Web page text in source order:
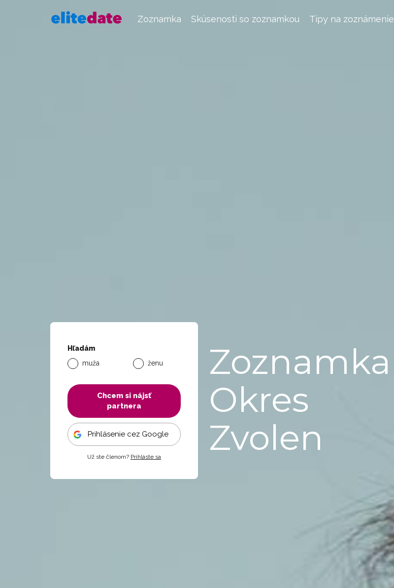
Zoznamka Skúsenosti so zoznamkou Tipy na zoznámenie
Hľadám
muža
ženu
Chcem si nájsť
partnera
Prihlásenie cez Google
Už ste členom? Prihláste sa
Zoznamka
Okres
Zvolen